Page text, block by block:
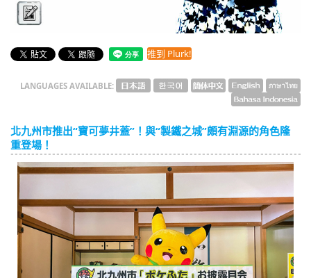
Bahasa Indonesia
Culture Watch 推到 Plurk!
LANGUAGES AVAILABLE:
北九州市推出“寶可夢井蓋”！與“製鐵之城”頗有淵源的角色隆
重登場！